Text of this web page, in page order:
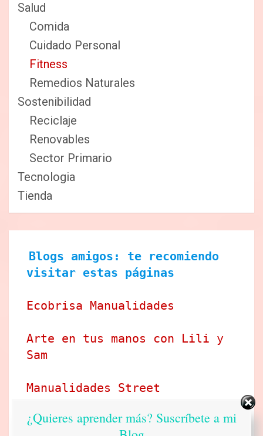
Salud
Comida
Cuidado Personal
Fitness
Remedios Naturales
Sostenibilidad
Reciclaje
Renovables
Sector Primario
Tecnologia
Tienda
Blogs amigos: te recomiendo
visitar estas páginas
Ecobrisa Manualidades
Arte en tus manos con Lili y
Sam
Manualidades Street
Idea tu mismo
¿Quieres aprender más? Suscríbete a mi